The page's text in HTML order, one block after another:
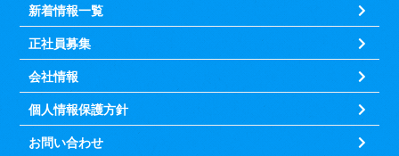
新着情報一覧
正社員募集
会社情報
個人情報保護方針
お問い合わせ